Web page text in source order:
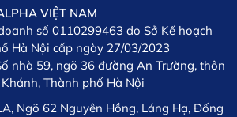
XSPORTS
VIỆT NAM
số 0110299463 do Sở Kế hoạch
Hà Nội cấp ngày 27/03/2023
nhà 59, ngõ 36 đường An Trường, thôn
Thành phố Hà Nội
Ngõ 62 Nguyên Hồng, Láng Hạ, Đống